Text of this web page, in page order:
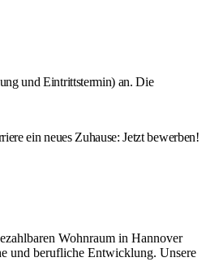
und Eintrittstermin) an. Die
ein neues Zuhause: Jetzt bewerben!
Wohnraum in Hannover
und berufliche Entwicklung. Unsere